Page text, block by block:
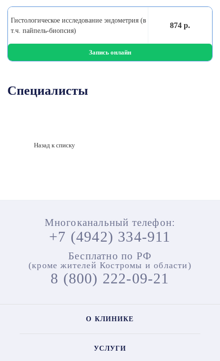
Гистологическое исследование эндометрия (в
т.ч. пайпель-биопсия)
874 р.
Запись онлайн
Специалисты
Назад к списку
Многоканальный телефон:
+7 (4942) 334-911
Бесплатно по РФ
(кроме жителей Костромы и области)
8 (800) 222-09-21
О КЛИНИКЕ
УСЛУГИ